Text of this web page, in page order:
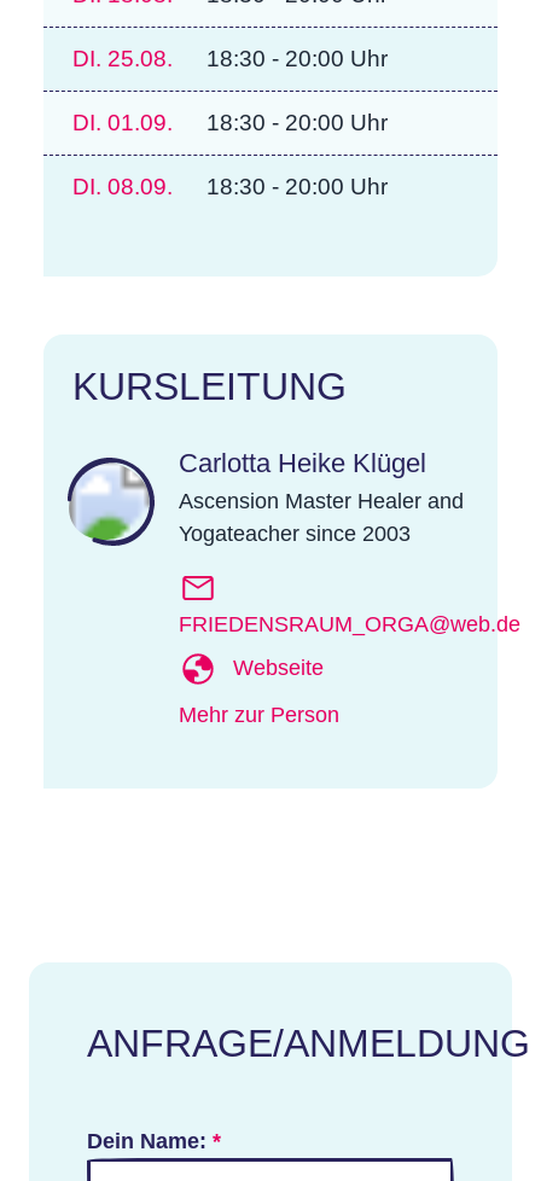
DI. 25.08. 18:30 - 20:00 Uhr
DI. 01.09. 18:30 - 20:00 Uhr
DI. 08.09. 18:30 - 20:00 Uhr
KURSLEITUNG
Carlotta Heike Klügel
Ascension Master Healer and
Yogateacher since 2003
FRIEDENSRAUM_ORGA@web.de
Webseite
Mehr zur Person
ANFRAGE/ANMELDUNG
Dein Name: *